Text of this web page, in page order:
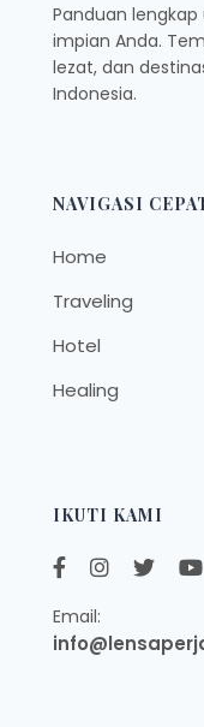
Panduan
impian Anda.
lezat, dan
Indonesia.
NAVIGASI
Home
Traveling
Hotel
Healing
IKUTI KAMI
Email: